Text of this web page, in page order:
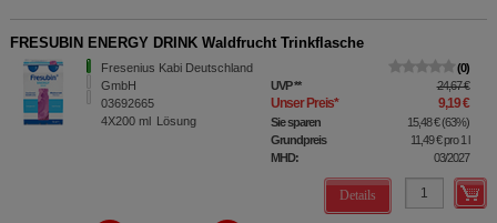
FRESUBIN ENERGY DRINK Waldfrucht Trinkflasche
Fresenius Kabi Deutschland
GmbH
03692665
4X200 ml Lösung
0
UVP** 24,67 €
Unser Preis* 9,19 €
Sie sparen 15,48 €(63%)
Grundpreis
11,49 €pro 1 l
MHD:
03/2027
Details